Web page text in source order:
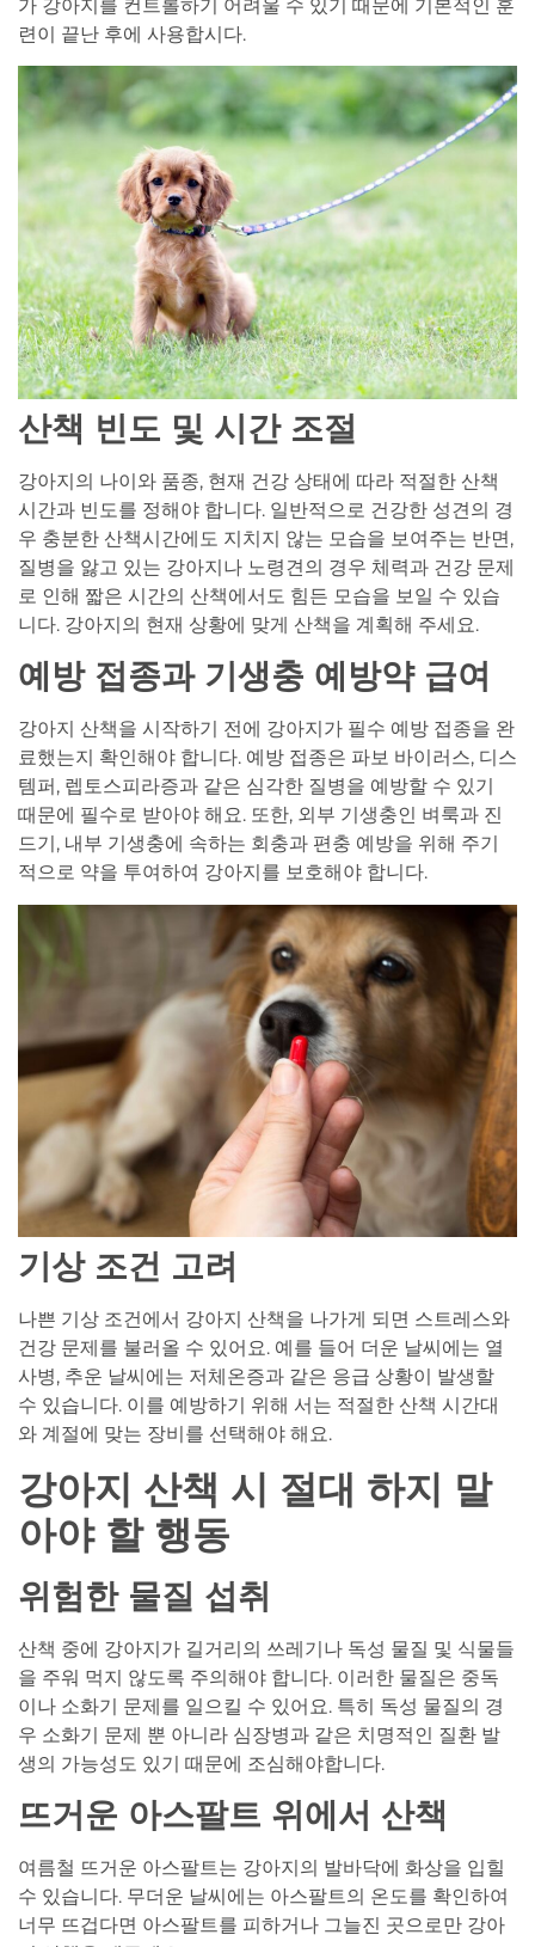
가 강아지를 컨트롤하기 어려울 수 있기 때문에 기본적인 훈
련이 끝난 후에 사용합시다.
산책 빈도 및 시간 조절
강아지의 나이와 품종, 현재 건강 상태에 따라 적절한 산책
시간과 빈도를 정해야 합니다. 일반적으로 건강한 성견의 경
우 충분한 산책시간에도 지치지 않는 모습을 보여주는 반면,
질병을 앓고 있는 강아지나 노령견의 경우 체력과 건강 문제
로 인해 짧은 시간의 산책에서도 힘든 모습을 보일 수 있습
니다. 강아지의 현재 상황에 맞게 산책을 계획해 주세요.
예방 접종과 기생충 예방약 급여
강아지 산책을 시작하기 전에 강아지가 필수 예방 접종을 완
료했는지 확인해야 합니다. 예방 접종은 파보 바이러스, 디스
템퍼, 렙토스피라증과 같은 심각한 질병을 예방할 수 있기
때문에 필수로 받아야 해요. 또한, 외부 기생충인 벼룩과 진
드기, 내부 기생충에 속하는 회충과 편충 예방을 위해 주기
적으로 약을 투여하여 강아지를 보호해야 합니다.
기상 조건 고려
나쁜 기상 조건에서 강아지 산책을 나가게 되면 스트레스와
건강 문제를 불러올 수 있어요. 예를 들어 더운 날씨에는 열
사병, 추운 날씨에는 저체온증과 같은 응급 상황이 발생할
수 있습니다. 이를 예방하기 위해 서는 적절한 산책 시간대
와 계절에 맞는 장비를 선택해야 해요.
강아지 산책 시 절대 하지 말
아야 할 행동
위험한 물질 섭취
산책 중에 강아지가 길거리의 쓰레기나 독성 물질 및 식물들
을 주워 먹지 않도록 주의해야 합니다. 이러한 물질은 중독
이나 소화기 문제를 일으킬 수 있어요. 특히 독성 물질의 경
우 소화기 문제 뿐 아니라 심장병과 같은 치명적인 질환 발
생의 가능성도 있기 때문에 조심해야합니다.
뜨거운 아스팔트 위에서 산책
여름철 뜨거운 아스팔트는 강아지의 발바닥에 화상을 입힐
수 있습니다. 무더운 날씨에는 아스팔트의 온도를 확인하여
너무 뜨겁다면 아스팔트를 피하거나 그늘진 곳으로만 강아